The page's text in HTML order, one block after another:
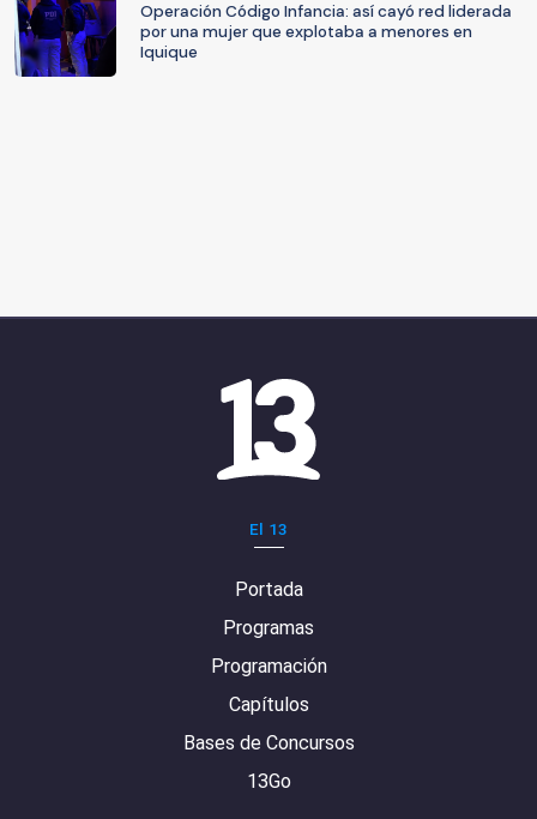
Operación Código Infancia: así cayó red liderada
por una mujer que explotaba a menores en
Iquique
El 13
Portada
Programas
Programación
Capítulos
Bases de Concursos
13Go